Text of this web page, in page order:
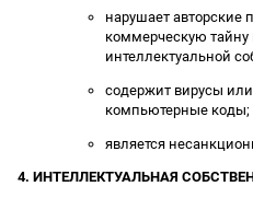
нарушает авторские
коммерческую
интеллектуальной
содержит вирусы
компьютерные коды;
является
4. ИНТЕЛЛЕКТУАЛЬНАЯ